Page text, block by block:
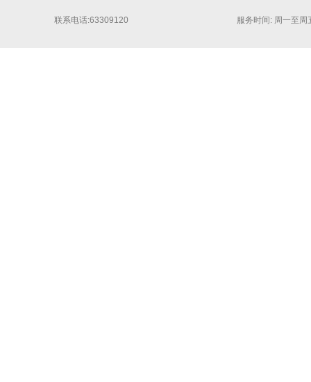
联系电话:63309120 服务时间: 周一至